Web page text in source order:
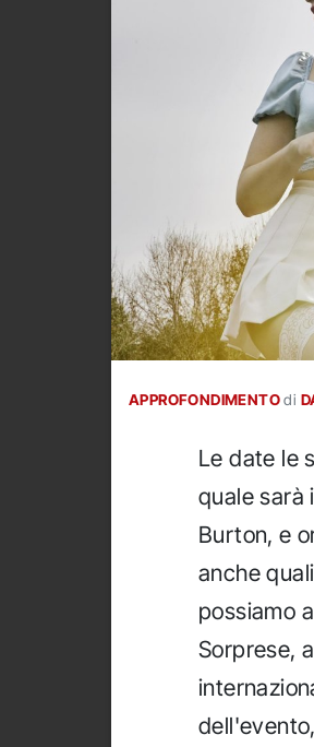
APPROFONDIMENTO di
Le date le
quale sarà
Burton, e
anche
possiamo
Sorprese,